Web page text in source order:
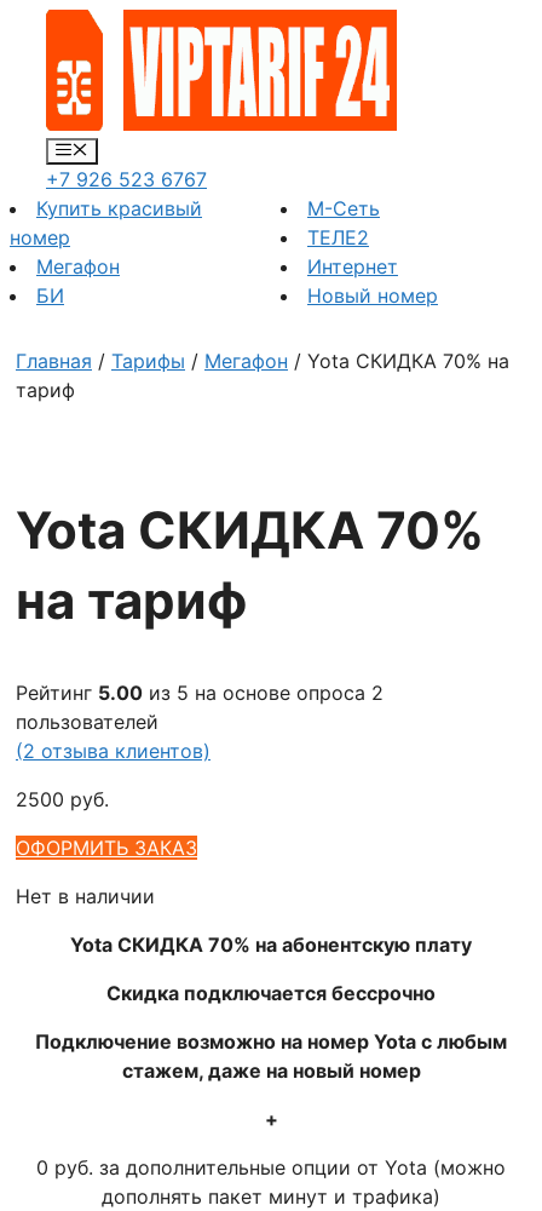
содержимому
Меню
+7 926 523 6767
Купить красивый
номер
Мегафон
БИ
М-Сеть
ТЕЛЕ2
Интернет
Новый номер
Главная / Тарифы / Мегафон / Yota СКИДКА 70% на
тариф
Yota СКИДКА 70%
на тариф
Рейтинг 5.00 из 5 на основе опроса 2
пользователей
(2 отзыва клиентов)
2500 руб.
ОФОРМИТЬ ЗАКАЗ
Нет в наличии
Yota СКИДКА 70% на абонентскую плату
Скидка подключается бессрочно
Подключение возможно на номер Yota с любым
стажем, даже на новый номер
+
0 руб. за дополнительные опции от Yota (можно
дополнять пакет минут и трафика)